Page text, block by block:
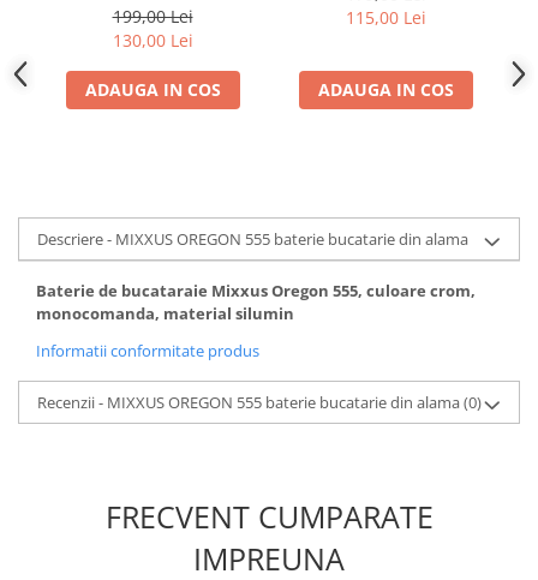
Monocomanda,
199,00 Lei
130,00 Lei
ADAUGA IN COS
115,00 Lei
ADAUGA IN COS
Descriere - MIXXUS OREGON 555 baterie bucatarie din alama
Baterie de bucataraie Mixxus Oregon 555, culoare crom,
monocomanda, material silumin
Informatii conformitate produs
Recenzii - MIXXUS OREGON 555 baterie bucatarie din alama(0)
FRECVENT CUMPARATE
IMPREUNA